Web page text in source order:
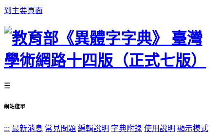
到主要頁面
☰
網站選單
::: 最新消息 常見問題 編輯說明 字典附錄 使用說明 顯示模式